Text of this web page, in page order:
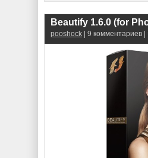
Beautify 1.6.0 (for
pooshock | 9 комментариев